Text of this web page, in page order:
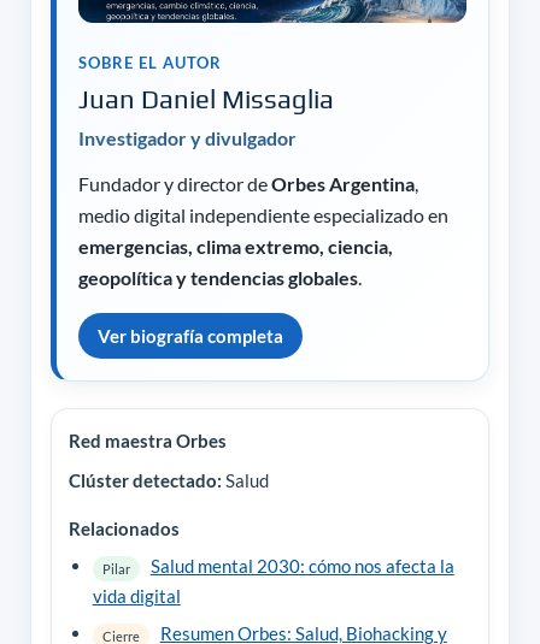
SOBRE EL AUTOR
Juan Daniel Missaglia
Investigador y divulgador
Fundador y director deOrbes Argentina,
medio digital independiente especializado en
emergencias, clima extremo, ciencia,
geopolítica y tendencias globales.
Ver biografía completa
Red maestra Orbes
Clúster detectado: Salud
Relacionados
Pilar
Salud mental 2030: cómo nos afecta la
vida digital
Cierre
Resumen Orbes: Salud, Biohacking y